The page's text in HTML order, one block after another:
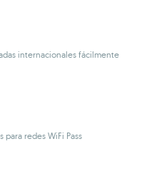
internacionales fácilmente
para redes WiFi Pass